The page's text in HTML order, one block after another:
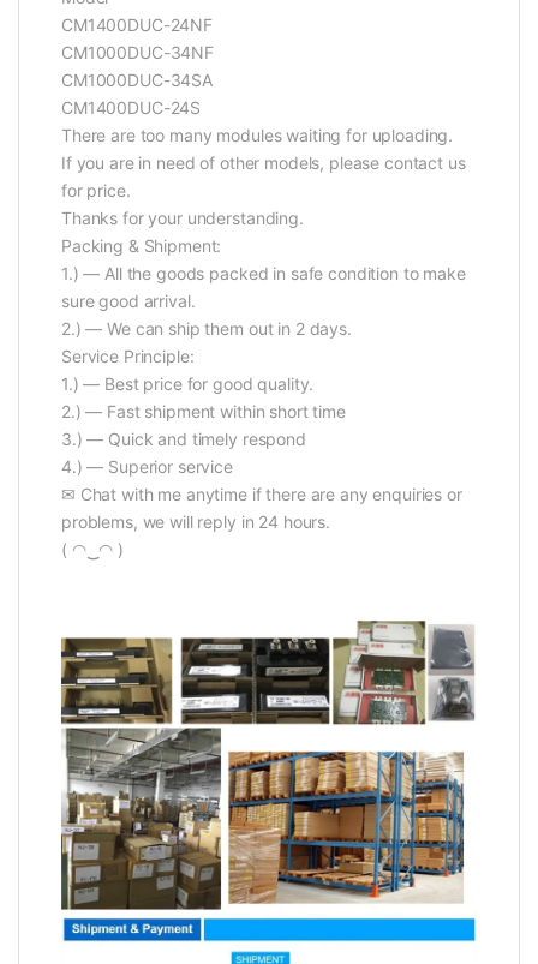
CM1400DUC-24NF
CM1000DUC-34NF
CM1000DUC-34SA
CM1400DUC-24S
There are too many modules waiting for uploading.
If you are in need of other models, please contact us
for price.
Thanks for your understanding.
Packing & Shipment:
1.) — All the goods packed in safe condition to make
sure good arrival.
2.) — We can ship them out in 2 days.
Service Principle:
1.) — Best price for good quality.
2.) — Fast shipment within short time
3.) — Quick and timely respond
4.) — Superior service
✉ Chat with me anytime if there are any enquiries or
problems, we will reply in 24 hours.
( ◠‿◠ )